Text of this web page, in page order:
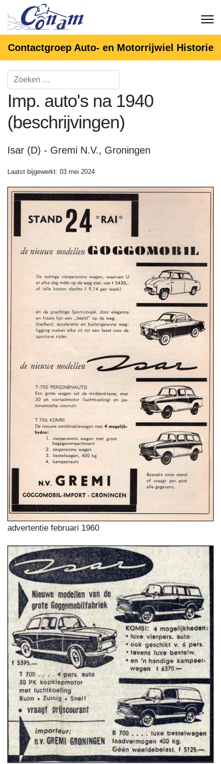
Contactgroep Auto- en Motorrijwiel Historie
Imp. auto's na 1940
(beschrijvingen)
Isar (D) - Gremi N.V., Groningen
Laatst bijgewerkt: 03 mei 2024
advertentie februari 1960